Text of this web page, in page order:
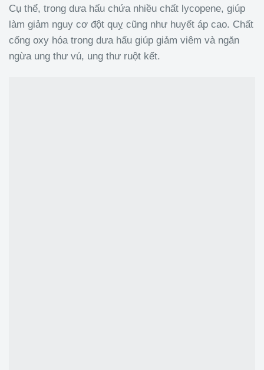
Cụ thể, trong dưa hấu chứa nhiều chất lycopene, giúp
làm giảm nguy cơ đột quỵ cũng như huyết áp cao. Chất
cống oxy hóa trong dưa hấu giúp giảm viêm và ngăn
ngừa ung thư vú, ung thư ruột kết.